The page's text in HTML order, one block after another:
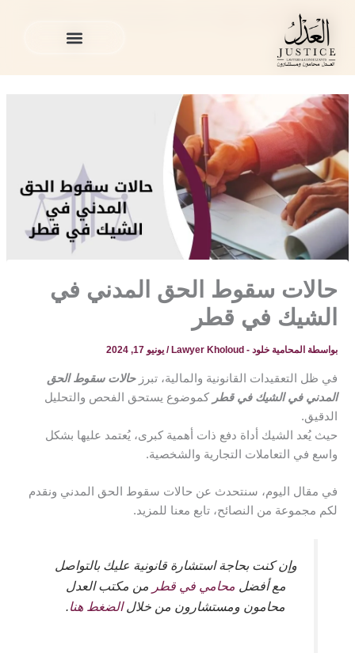
المحتوى
المدونة القانونية
في قطر
حالات سقوط الحق المدني في
الشيك في قطر
بواسطة المحامية خلود - Lawyer Kholoud /يونيو 17, 2024
في ظل التعقيدات القانونية والمالية، تبرزحالات سقوط الحق
المدني في الشيك في قطر كموضوع يستحق الفحص والتحليل
الدقيق.
حيث يُعد الشيك أداة دفع ذات أهمية كبرى، يُعتمد عليها بشكل
واسع في التعاملات التجارية والشخصية.
في مقال اليوم، سنتحدث عن حالات سقوط الحق المدني ونقدم
لكم مجموعة من النصائح، تابع معنا للمزيد.
وإن كنت بحاجة استشارة قانونية عليك بالتواصل
مع أفضل محامي في قطر من مكتب العدل
محامون ومستشارون من خلالالضغط هنا.